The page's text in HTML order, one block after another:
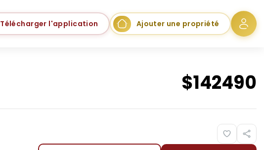
Télécharger l'application Ajouter une propriété
$142490